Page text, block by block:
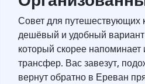
Совет для
дешёвый и удобный
который скорее
трансфер. Вас завезут,
вернут обратно в Ереван